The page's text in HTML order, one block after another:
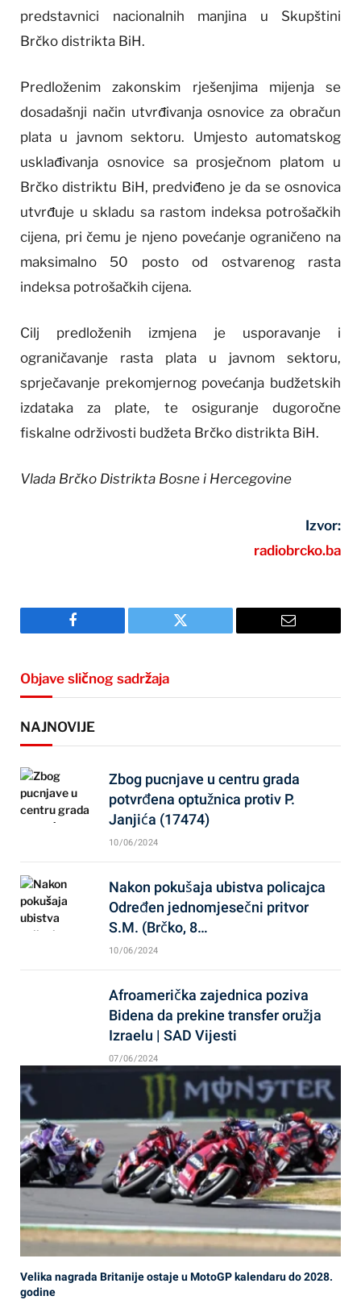
predstavnici nacionalnih manjina u Skupštini
Brčko distrikta BiH.
Predloženim zakonskim rješenjima mijenja se
dosadašnji način utvrđivanja osnovice za obračun
plata u javnom sektoru. Umjesto automatskog
usklađivanja osnovice sa prosječnom platom u
Brčko distriktu BiH, predviđeno je da se osnovica
utvrđuje u skladu sa rastom indeksa potrošačkih
cijena, pri čemu je njeno povećanje ograničeno na
maksimalno 50 posto od ostvarenog rasta
indeksa potrošačkih cijena.
Cilj predloženih izmjena je usporavanje i
ograničavanje rasta plata u javnom sektoru,
sprječavanje prekomjernog povećanja budžetskih
izdataka za plate, te osiguranje dugoročne
fiskalne održivosti budžeta Brčko distrikta BiH.
Vlada Brčko Distrikta Bosne i Hercegovine
Izvor:
radiobrcko.ba
Facebook Twitter Email
Objave sličnog sadržaja
NAJNOVIJE
Zbog pucnjave u centru grada
potvrđena optužnica protiv P.
Janjića (17474)
10/06/2024
Nakon pokušaja ubistva policajca
Određen jednomjesečni pritvor
S.M. (Brčko, 8…
10/06/2024
Afroamerička zajednica poziva
Bidena da prekine transfer oružja
Izraelu | SAD Vijesti
07/06/2024
Velika nagrada Britanije ostaje u MotoGP kalendaru do 2028.
godine